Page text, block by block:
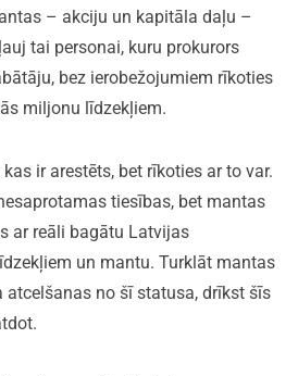
– akciju un kapitāla daļu –
tai personai, kuru prokurors
bez ierobežojumiem rīkoties
miljonu līdzekļiem.
ir arestēts, bet rīkoties ar to var.
tiesības, bet mantas
ar reāli bagātu Latvijas
un mantu. Turklāt mantas
atcelšanas no šī statusa, drīkst šīs